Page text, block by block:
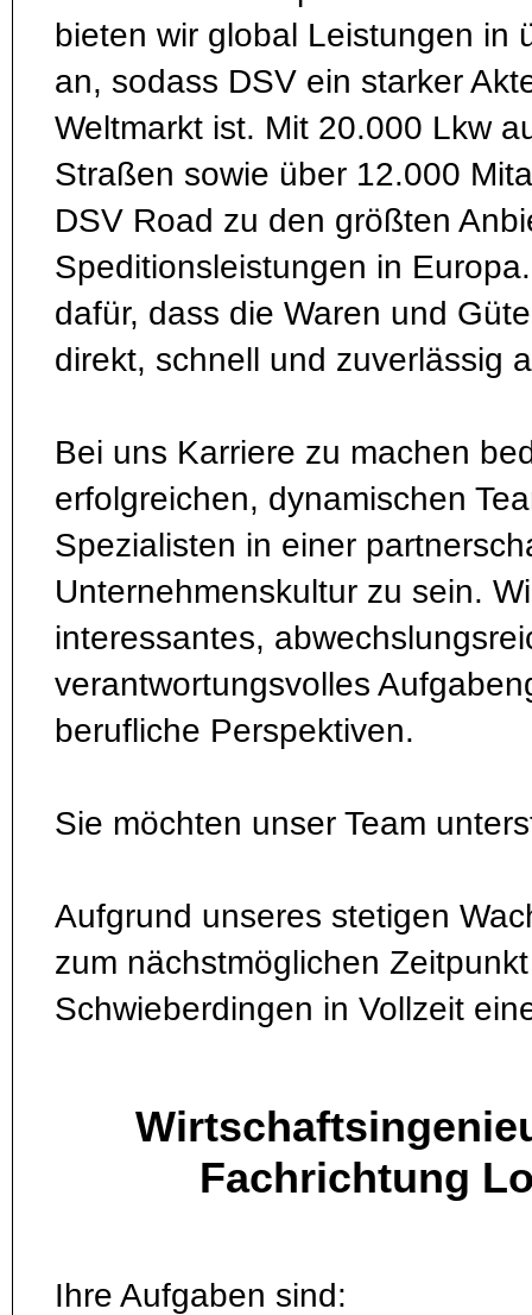
bieten wir global Leistungen in
an, sodass DSV ein starker
Weltmarkt ist. Mit 20.000 Lkw
Straßen sowie über 12.000
DSV Road zu den größten
Speditionsleistungen in
dafür, dass die Waren und
direkt, schnell und zuverlässig
Bei uns Karriere zu machen
erfolgreichen, dynamischen
Spezialisten in einer
Unternehmenskultur zu sein.
interessantes,
verantwortungsvolles
berufliche Perspektiven.
Sie möchten unser Team
Aufgrund unseres stetigen
zum nächstmöglichen
Schwieberdingen in Vollzeit
Fachrichtung
Ihre Aufgaben sind: